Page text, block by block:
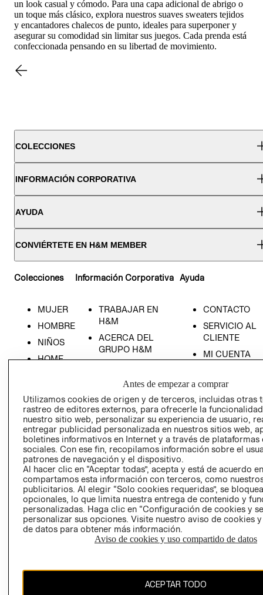
un look casual y cómodo. Para una capa adicional de abrigo o
un toque más clásico, explora nuestros suaves sweaters tejidos
y encantadores chalecos de punto, ideales para superponer y
asegurar su comodidad sin limitar sus juegos. Cada prenda está
confeccionada pensando en su libertad de movimiento.
COLECCIONES
INFORMACIÓN CORPORATIVA
AYUDA
CONVIÉRTETE EN H&M MEMBER
Colecciones
MUJER
HOMBRE
NIÑOS
HOME
Información Corporativa
TRABAJAR EN
H&M
ACERCA DEL
GRUPO H&M
PRENSA
RELACIÓN CON
INVERSIONISTAS
POLÍTICA
EMPRESARIAL
Ayuda
CONTACTO
SERVICIO AL
CLIENTE
MI CUENTA
TIENDAS
- RETIRO EN
TIENDA
TÉRMINOS Y
CONDICIONES
AVISO DE
PRIVACIDAD
GIFT CARD
AVISO DE
COOKIES
Antes de empezar a comprar
Utilizamos cookies de origen y de terceros, incluidas otras
rastreo de editores externos, para ofrecerle la
nuestro sitio web, personalizar su experiencia de usuario,
entregar publicidad personalizada en nuestros sitios web,
boletines informativos en Internet y a través de plataformas
sociales. Con ese fin, recopilamos información sobre el
patrones de navegación y el dispositivo.
Al hacer clic en “Aceptar todas”, acepta y está de acuerdo
compartamos esta información con terceros, como
publicitarios. Al elegir “Solo cookies requeridas”, se
opcionales, lo que limita nuestra entrega de contenido y
personalizadas. Haga clic en “Configuración de cookies y
personalizar sus opciones. Visite nuestro aviso de cookies
de datos para obtener más información.
Aviso de cookies y uso compartido de datos
ACEPTAR TODO